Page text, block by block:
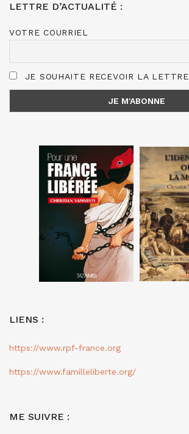
LETTRE D’ACTUALITÉ :
VOTRE COURRIEL
JE SOUHAITE RECEVOIR LA LETTRE
LIENS :
https://www.rpf-france.org
https://www.familleliberte.org/
ME SUIVRE :